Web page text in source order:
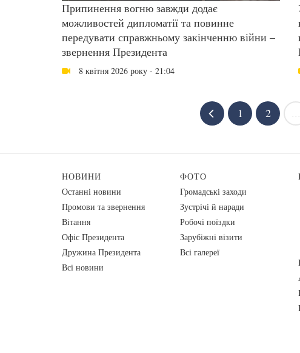
Припинення вогню завжди додає
можливостей дипломатії та повинне
передувати справжньому закінченню війни –
звернення Президента
8 квітня 2026 року - 21:04
1 2
НОВИНИ
Останні новини
Промови та звернення
Вiтання
Офіс Президента
Дружина Президента
Всі новини
ФОТО
Громадські заходи
Зустрічі й наради
Робочі поїздки
Зарубіжні візити
Всі галереї